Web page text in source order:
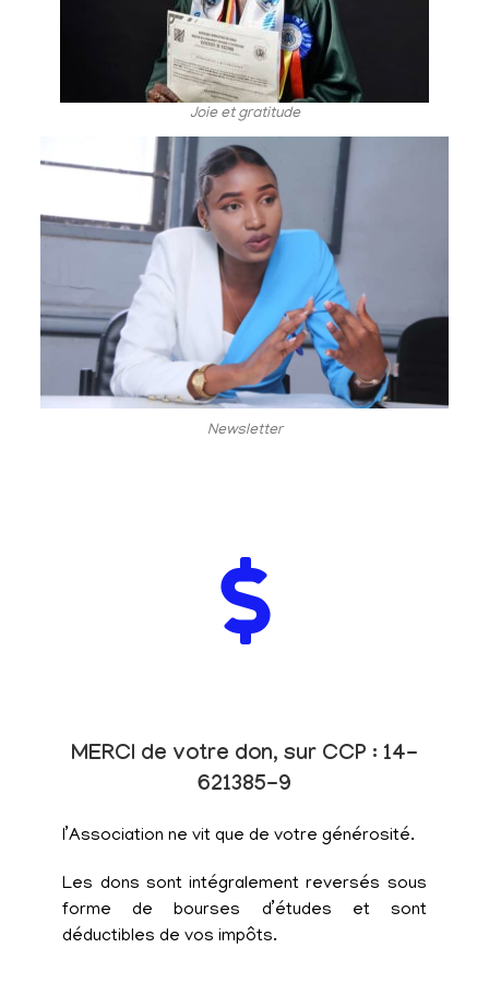
Joie et gratitude
Newsletter
MERCI de votre don, sur CCP : 14-
621385-9
l’Association ne vit que de votre générosité.
Les dons sont intégralement reversés sous
forme de bourses d’études et sont
déductibles de vos impôts.